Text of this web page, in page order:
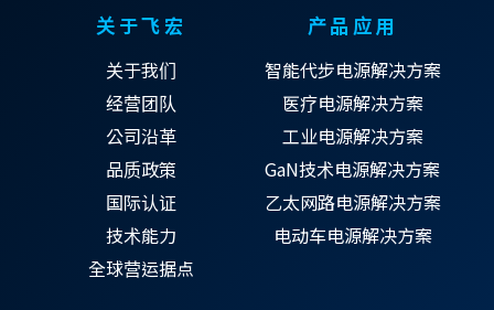
关于飞宏
关于我们
经营团队
公司沿革
品质政策
国际认证
技术能力
全球营运据点
产品应用
智能代步电源解决方案
医疗电源解决方案
工业电源解决方案
GaN技术电源解决方案
乙太网路电源解决方案
电动车电源解决方案